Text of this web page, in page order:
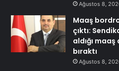
Ağustos 8,
Maaş
çıktı:
aldığı maaş
bıraktı
Ağustos 8,